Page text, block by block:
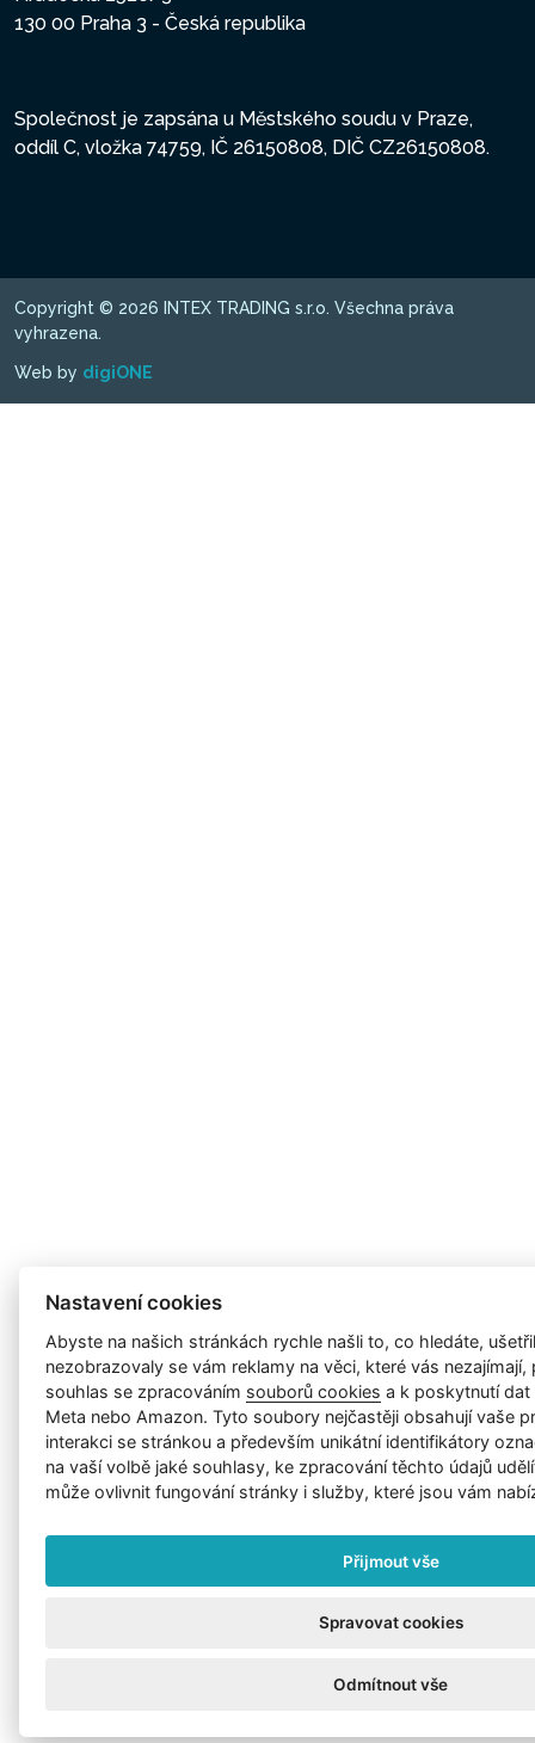
130 00 Praha 3 - Česká republika
Společnost je zapsána u Městského soudu v Praze,
oddíl C, vložka 74759, IČ 26150808, DIČ CZ26150808.
Copyright © 2026 INTEX TRADING s.r.o. Všechna práva
vyhrazena.
Web by digiONE
Nastavení cookies
Abyste na našich stránkách rychle našli to, co hledáte,
nezobrazovaly se vám reklamy na věci, které vás
souhlas se zpracováním souborů cookies a k poskytnutí
Meta nebo Amazon. Tyto soubory nejčastěji obsahují vaše
interakci se stránkou a především unikátní identifikátory
na vaší volbě jaké souhlasy, ke zpracování těchto údajů
může ovlivnit fungování stránky i služby, které jsou vám
Přijmout vše
Spravovat cookies
Odmítnout vše